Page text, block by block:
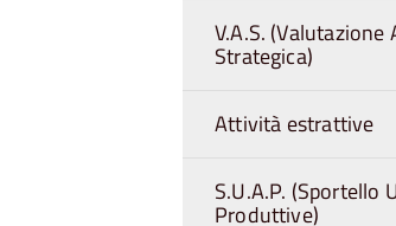
V.A.S. (Valutazione
Strategica)
Attività estrattive
S.U.A.P. (Sportello
Produttive)